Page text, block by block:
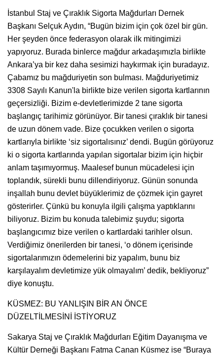
İstanbul Staj ve Çıraklık Sigorta Mağdurları Dernek
Başkanı Selçuk Aydın, “Bugün bizim için çok özel bir gün.
Her şeyden önce federasyon olarak ilk mitingimizi
yapıyoruz. Burada binlerce mağdur arkadaşımızla birlikte
Ankara’ya bir kez daha sesimizi haykırmak için buradayız.
Çabamız bu mağduriyetin son bulması. Mağduriyetimiz
3308 Sayılı Kanun'la birlikte bize verilen sigorta kartlarının
geçersizliği. Bizim e-devletlerimizde 2 tane sigorta
başlangıç tarihimiz görünüyor. Bir tanesi çıraklık bir tanesi
de uzun dönem vade. Bize çocukken verilen o sigorta
kartlarıyla birlikte ‘siz sigortalısınız’ dendi. Bugün görüyoruz
ki o sigorta kartlarında yapılan sigortalar bizim için hiçbir
anlam taşımıyormuş. Maalesef bunun mücadelesi için
toplandık, sürekli bunu dillendiriyoruz. Günün sonunda
inşallah bunu devlet büyüklerimiz de çözmek için gayret
gösterirler. Çünkü bu konuyla ilgili çalışma yaptıklarını
biliyoruz. Bizim bu konuda talebimiz şuydu; sigorta
başlangıcımız bize verilen o kartlardaki tarihler olsun.
Verdiğimiz önerilerden bir tanesi, ‘o dönem içerisinde
sigortalarımızın ödemelerini biz yapalım, bunu biz
karşılayalım devletimize yük olmayalım’ dedik, bekliyoruz”
diye konuştu.
KÜSMEZ: BU YANLIŞIN BİR AN ÖNCE
DÜZELTİLMESİNİ İSTİYORUZ
Sakarya Staj ve Çıraklık Mağdurları Eğitim Dayanışma ve
Kültür Derneği Başkanı Fatma Canan Küsmez ise “Buraya